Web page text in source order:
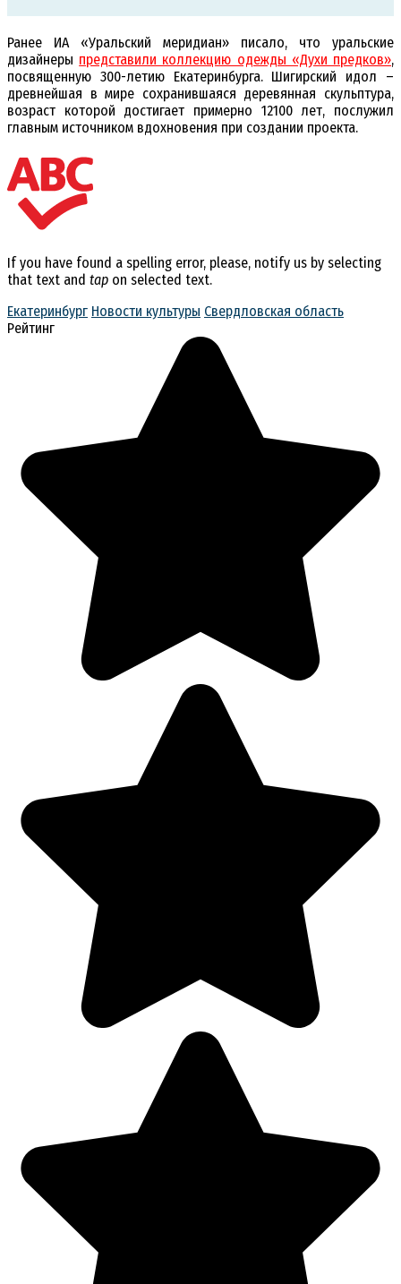
Ранее ИА «Уральский меридиан» писало, что уральские
дизайнеры представили коллекцию одежды «Духи предков»,
посвященную 300-летию Екатеринбурга. Шигирский идол –
древнейшая в мире сохранившаяся деревянная скульптура,
возраст которой достигает примерно 12100 лет, послужил
главным источником вдохновения при создании проекта.
If you have found a spelling error, please, notify us by selecting
that text and tap on selected text.
Екатеринбург Новости культуры Свердловская область
Рейтинг